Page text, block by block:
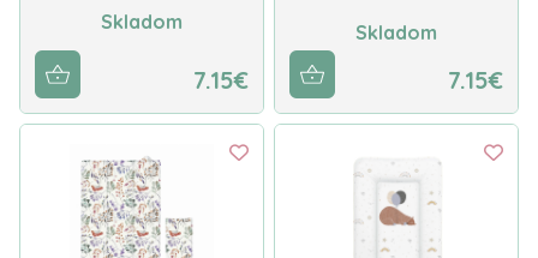
Skladom
7.15€
Skladom
7.15€